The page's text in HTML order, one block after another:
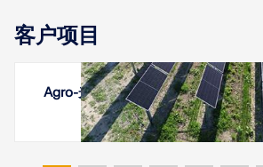
客户项目
Agro-光伏系统 Vineyard, Italien